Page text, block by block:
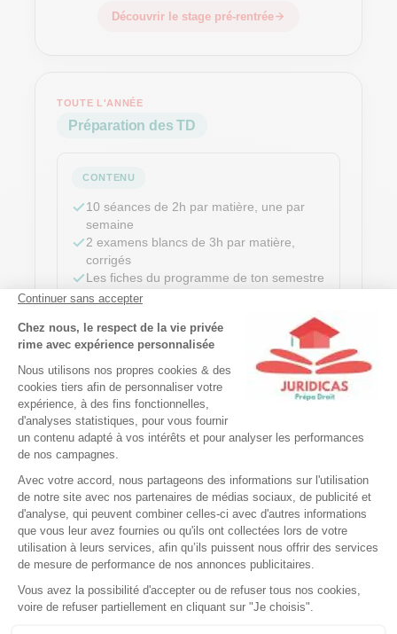
Découvrir le stage pré-rentrée
TOUTE L'ANNÉE
Préparation des TD
CONTENU
10 séances de 2h par matière, une par
semaine
2 examens blancs de 3h par matière,
corrigés
Les fiches du programme de ton semestre
DATES
1er sem. :du 26 sept. au 21 nov. 2026
2nd sem. :
du 30 janv. au 3 avr. 2027
MATIÈRES SUIVIES
1 matière 490 €
2 matières 950 €
Découvrir la préparation des TD